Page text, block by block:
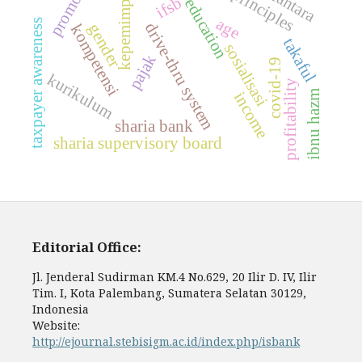
drive-thru system
education
age
gender sosialisasi
kompetensi
kurikulum covid-19
taxpayer awareness sharia supervisory board
sharia bank income
pajak takaful
profitabilityibnu hazm
ifsb
Editorial Office:
Jl. Jenderal Sudirman KM.4 No.629, 20 Ilir D. IV, Ilir
Tim. I, Kota Palembang, Sumatera Selatan 30129,
Indonesia
Website:
http://ejournal.stebisigm.ac.id/index.php/isbank